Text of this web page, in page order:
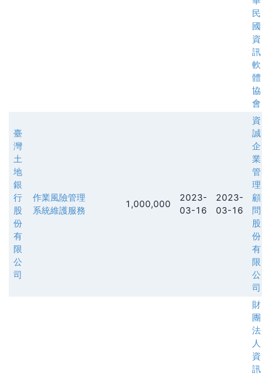
民
國
資
訊
軟
體
協
會
臺
灣
土
地
銀
行
股
份
有
限
公
司
作業風險管理
系統維護服務
1,000,000
2023-
03-16
2023-
03-16
資
誠
企
業
管
理
顧
問
股
份
有
限
公
司
財
團
法
人
資
訊